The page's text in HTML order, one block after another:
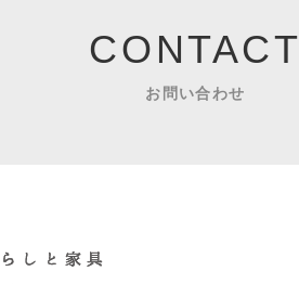
CONTACT
お問い合わせ